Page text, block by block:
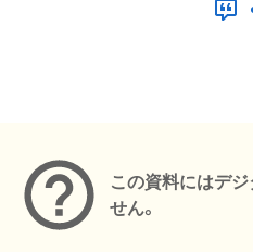
この資料にはデ
せん。